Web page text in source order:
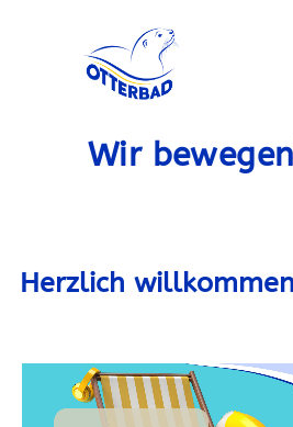
Wir
Herzlich